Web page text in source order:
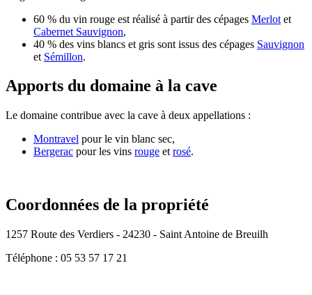
60 % du vin rouge est réalisé à partir des cépages Merlot et
Cabernet Sauvignon,
40 % des vins blancs et gris sont issus des cépages Sauvignon
et Sémillon.
Apports du domaine à la cave
Le domaine contribue avec la cave à deux appellations :
Montravel pour le vin blanc sec,
Bergerac pour les vins rouge et rosé.
Coordonnées de la propriété
1257 Route des Verdiers - 24230 - Saint Antoine de Breuilh
Téléphone : 05 53 57 17 21